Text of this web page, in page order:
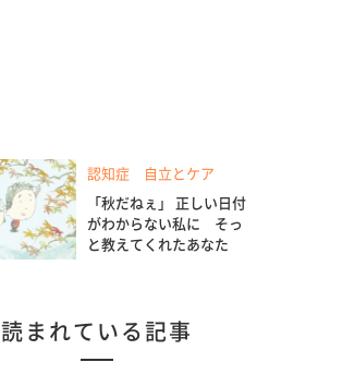
認知症 自立とケア
「秋だねぇ」 正しい日付
がわからない私に そっ
と教えてくれたあなた
読まれている記事